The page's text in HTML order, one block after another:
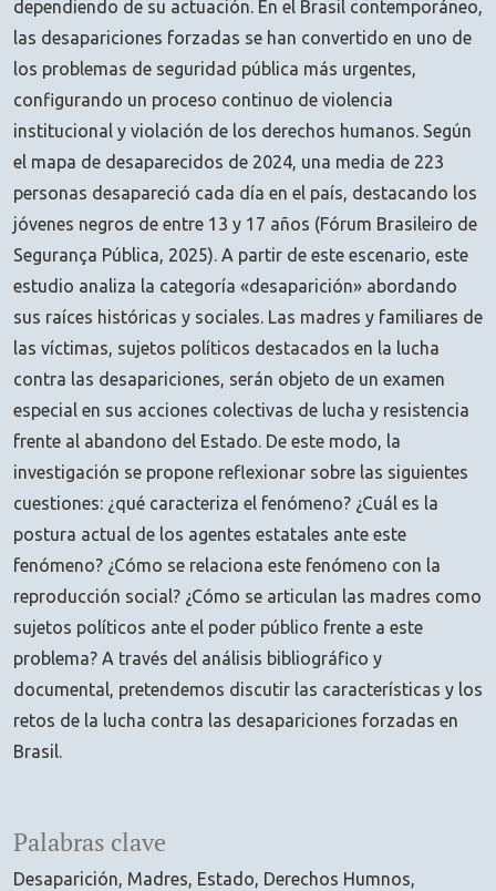
Palabras clave
Desaparición Madres Estado Derechos Humnos
dependiendo de su actuación. En el Brasil contemporáneo,
las desapariciones forzadas se han convertido en uno de
los problemas de seguridad pública más urgentes,
configurando un proceso continuo de violencia
institucional y violación de los derechos humanos. Según
el mapa de desaparecidos de 2024, una media de 223
personas desapareció cada día en el país, destacando los
jóvenes negros de entre 13 y 17 años (Fórum Brasileiro de
Segurança Pública, 2025). A partir de este escenario, este
estudio analiza la categoría «desaparición» abordando
sus raíces históricas y sociales. Las madres y familiares de
las víctimas, sujetos políticos destacados en la lucha
contra las desapariciones, serán objeto de un examen
especial en sus acciones colectivas de lucha y resistencia
frente al abandono del Estado. De este modo, la
investigación se propone reflexionar sobre las siguientes
cuestiones: ¿qué caracteriza el fenómeno? ¿Cuál es la
postura actual de los agentes estatales ante este
fenómeno? ¿Cómo se relaciona este fenómeno con la
reproducción social? ¿Cómo se articulan las madres como
sujetos políticos ante el poder público frente a este
problema? A través del análisis bibliográfico y
documental, pretendemos discutir las características y los
retos de la lucha contra las desapariciones forzadas en
Brasil.